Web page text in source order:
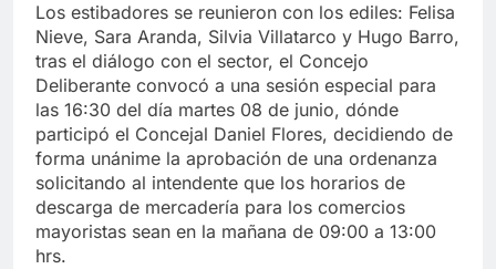
Los estibadores se reunieron con los ediles: Felisa
Nieve, Sara Aranda, Silvia Villatarco y Hugo Barro,
tras el diálogo con el sector, el Concejo
Deliberante convocó a una sesión especial para
las 16:30 del día martes 08 de junio, dónde
participó el Concejal Daniel Flores, decidiendo de
forma unánime la aprobación de una ordenanza
solicitando al intendente que los horarios de
descarga de mercadería para los comercios
mayoristas sean en la mañana de 09:00 a 13:00
hrs.